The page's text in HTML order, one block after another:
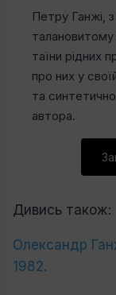
Петру Ганжі,
таїни рідних
про них у
та
автора.
Дивись також:
Олександр
1982.